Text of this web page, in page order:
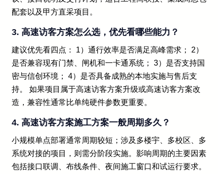
配套以及甲方直采项目。
3. 高速访客方案怎么选，优先看哪些能力？
建议优先看四点： 1）通行效率是否满足高峰需求； 2）
是否兼容现有门禁、闸机和一卡通系统； 3）是否支持国
密与信创环境； 4）是否具备成熟的本地实施与售后支
持。 如果项目属于高速访客方案升级或高速访客方案改
造，兼容性通常比单纯硬件参数更重要。
4. 高速访客方案施工方案一般周期多久？
小规模单点部署通常周期较短；涉及多楼宇、多校区、多
系统对接的项目，则需分阶段实施。影响周期的主要因素
包括接口联调、布线条件、夜间施工窗口和试运行要求。